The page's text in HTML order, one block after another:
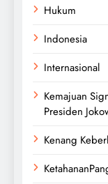
Hukum
Indonesia
Internasional
Kemajuan
Presiden
Kenang